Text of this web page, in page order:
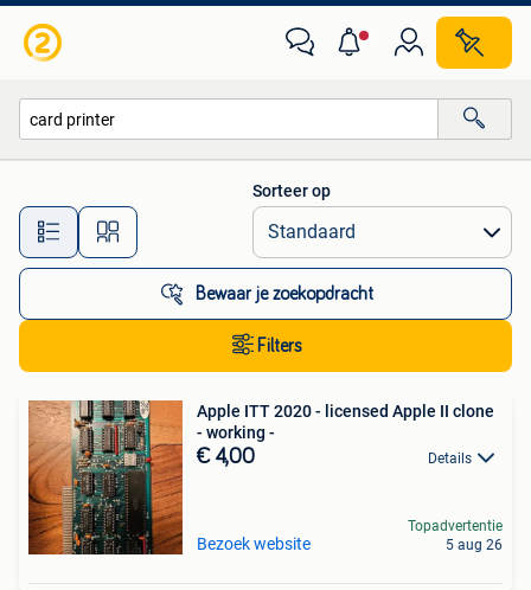
Alle afstanden…
Sorteer op
Bewaar je zoekopdracht
Filters
Apple ITT 2020 - licensed Apple II clone
- working -
€ 4,00 Details
Bezoek website
Topadvertentie
5 aug 26